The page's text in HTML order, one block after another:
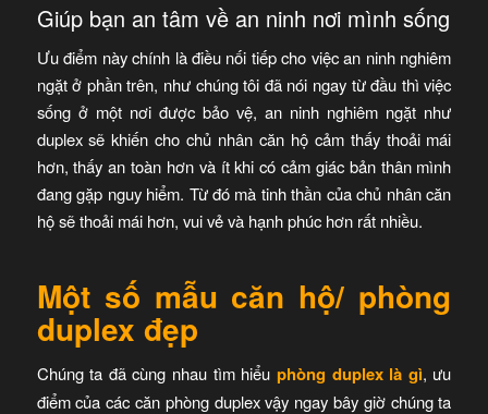
Giúp bạn an tâm về an ninh nơi mình sống
Ưu điểm này chính là điều nối tiếp cho việc an ninh nghiêm
ngặt ở phần trên, như chúng tôi đã nói ngay từ đầu thì việc
sống ở một nơi được bảo vệ, an ninh nghiêm ngặt như
duplex sẽ khiến cho chủ nhân căn hộ cảm thấy thoải mái
hơn, thấy an toàn hơn và ít khi có cảm giác bản thân mình
đang gặp nguy hiểm. Từ đó mà tinh thần của chủ nhân căn
hộ sẽ thoải mái hơn, vui vẻ và hạnh phúc hơn rất nhiều.
Một số mẫu căn hộ/ phòng
duplex đẹp
Chúng ta đã cùng nhau tìm hiểu phòng duplex là gì, ưu
điểm của các căn phòng duplex vậy ngay bây giờ chúng ta